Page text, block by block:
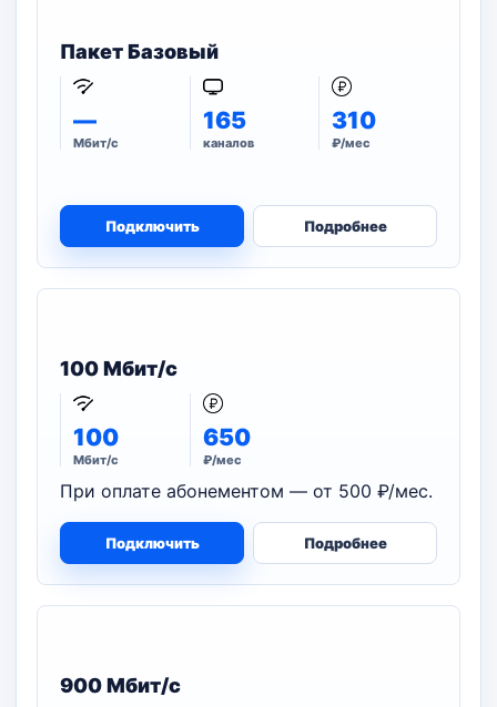
Пакет Базовый
—
Мбит/с
165
каналов
310
₽/мес
Подключить Подробнее
100 Мбит/с
100
Мбит/с
650
₽/мес
При оплате абонементом — от 500 ₽/мес.
Подключить Подробнее
900 Мбит/с